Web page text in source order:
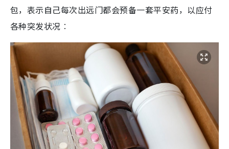
包，表示自己每次出远门都会预备一套平安药，以应付
各种突发状况︰